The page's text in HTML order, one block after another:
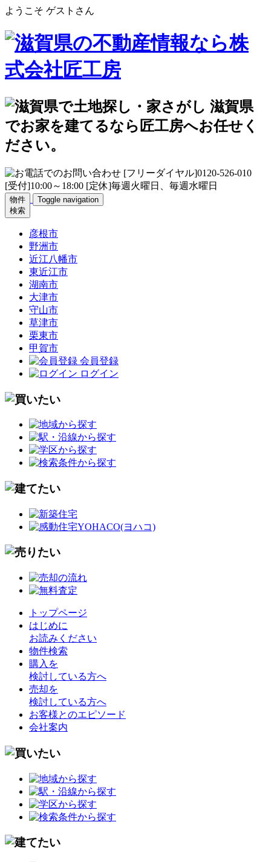
ようこそ ゲストさん
物件
検索
Toggle navigation
彦根市
野洲市
近江八幡市
東近江市
湖南市
大津市
守山市
草津市
栗東市
甲賀市
会員登録
ログイン
トップページ
はじめに
お読みください
物件検索
購入を
検討している方へ
売却を
検討している方へ
お客様とのエピソード
会社案内